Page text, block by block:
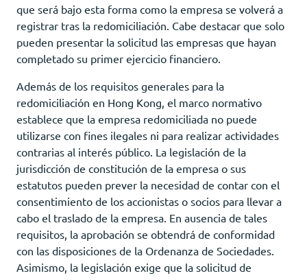
que será bajo esta forma como la empresa se volverá a
registrar tras la redomiciliación. Cabe destacar que solo
pueden presentar la solicitud las empresas que hayan
completado su primer ejercicio financiero.
Además de los requisitos generales para la
redomiciliación en Hong Kong, el marco normativo
establece que la empresa redomiciliada no puede
utilizarse con fines ilegales ni para realizar actividades
contrarias al interés público. La legislación de la
jurisdicción de constitución de la empresa o sus
estatutos pueden prever la necesidad de contar con el
consentimiento de los accionistas o socios para llevar a
cabo el traslado de la empresa. En ausencia de tales
requisitos, la aprobación se obtendrá de conformidad
con las disposiciones de la Ordenanza de Sociedades.
Asimismo, la legislación exige que la solicitud de